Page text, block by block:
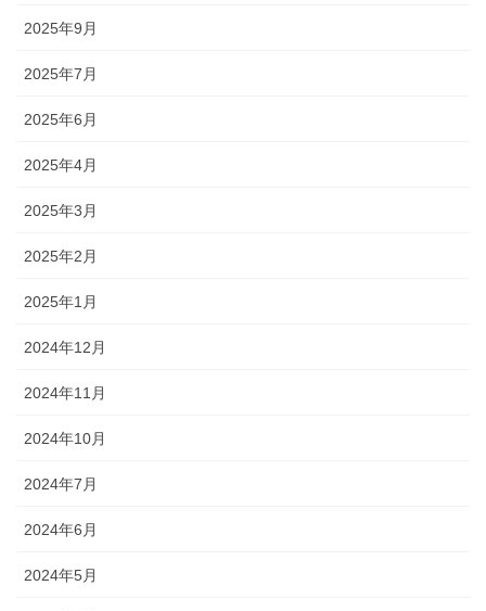
2025年9月
2025年7月
2025年6月
2025年4月
2025年3月
2025年2月
2025年1月
2024年12月
2024年11月
2024年10月
2024年7月
2024年6月
2024年5月